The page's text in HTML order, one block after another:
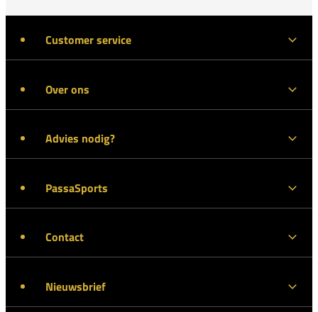
Customer service
Over ons
Advies nodig?
PassaSports
Contact
Nieuwsbrief